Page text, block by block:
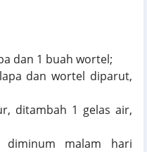
dan 1 buah wortel;
dan wortel diparut,
ditambah 1 gelas air,
malam hari